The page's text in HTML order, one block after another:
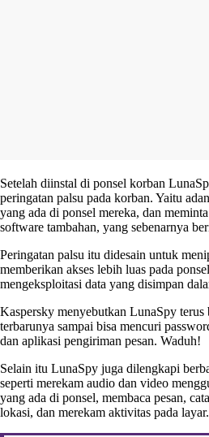
Setelah diinstal di ponsel korban
peringatan palsu pada korban. Yaitu
yang ada di ponsel mereka, dan
software tambahan, yang sebenarnya
Peringatan palsu itu didesain untuk
memberikan akses lebih luas pada
mengeksploitasi data yang disimpan
Kaspersky menyebutkan LunaSpy terus
terbarunya sampai bisa mencuri
dan aplikasi pengiriman pesan. Waduh!
Selain itu LunaSpy juga dilengkapi
seperti merekam audio dan video
yang ada di ponsel, membaca pesan,
lokasi, dan merekam aktivitas pada layar.